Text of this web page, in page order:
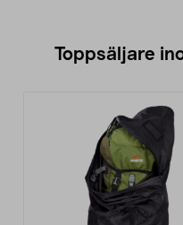
Toppsäljare